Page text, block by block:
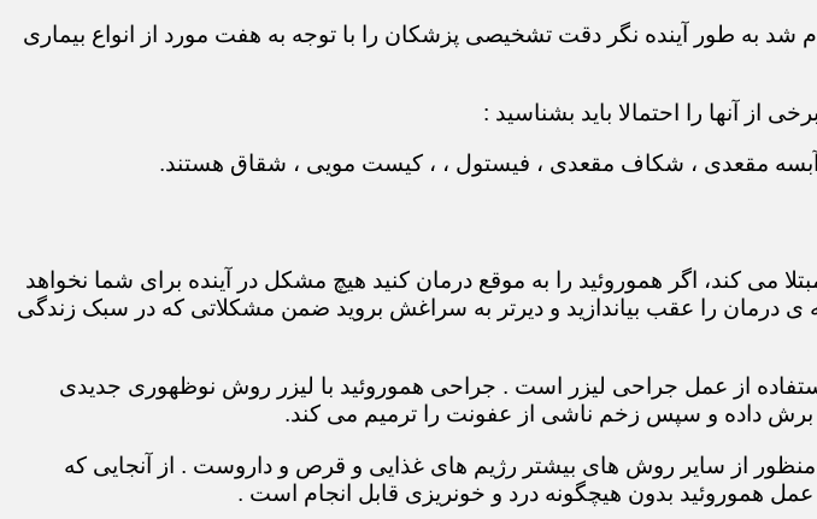
در ایران انجام شد به طور آینده نگر دقت تشخیصی پزشکان را با توجه به هفت مورد از انواع بیماری
از آنها را احتمالا باید بشناسید :
، آبسه مقعدی ، شکاف مقعدی ، فیستول ، ، کیست مویی ، شقاق هستند.
کند، اگر هموروئید را به موقع درمان کنید هیچ مشکل در آینده برای شما نخواهد
درمان را عقب بیاندازید و دیرتر به سراغش بروید ضمن مشکلاتی که در سبک زندگی
استفاده از عمل جراحی لیزر است . جراحی هموروئید با لیزر روش نوظهوری جدیدی
برش داده و سپس زخم ناشی از عفونت را ترمیم می کند.
از سایر روش های بیشتر رژیم های غذایی و قرص و داروست . از آنجایی که
هموروئید بدون هیچگونه درد و خونریزی قابل انجام است .